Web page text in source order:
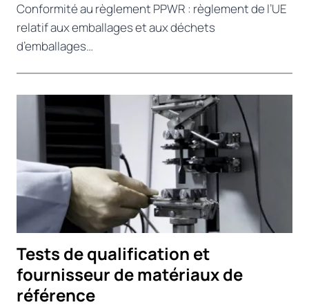
Conformité au règlement PPWR : règlement de l’UE
relatif aux emballages et aux déchets
d’emballages…
Tests de qualification et
fournisseur de matériaux de
référence